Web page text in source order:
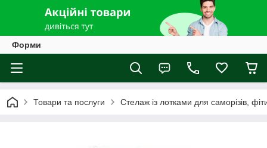
Форми
Товари та послуги Стелаж із лотками для саморізів,